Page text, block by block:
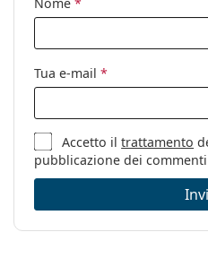
Categorie:
Occhiali
Marca:
Utilizzo:
Moda
Codice:
Tua e-mail *
Accetto iltrattamento
pubblicazione dei